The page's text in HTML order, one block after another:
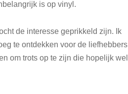
is op vinyl.
de interesse geprikkeld zijn. Ik
te ontdekken voor de liefhebbers
om trots op te zijn die hopelijk wel